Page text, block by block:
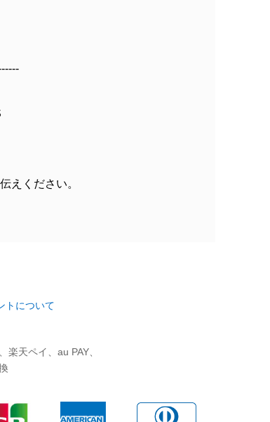
えください。
トについて
天ペイ、au PAY、